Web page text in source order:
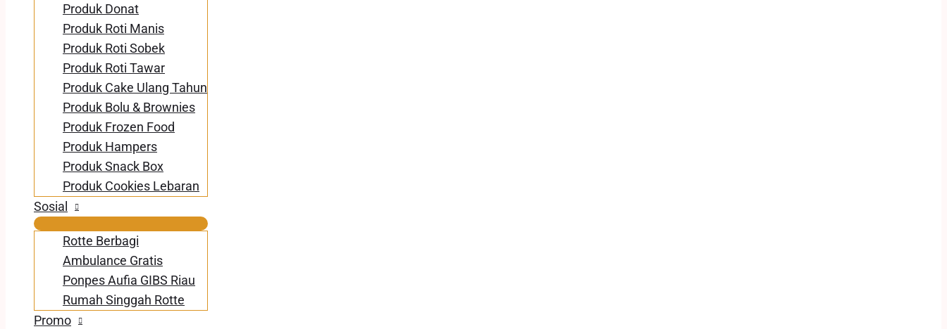
Produk Donat
Produk Roti Manis
Produk Roti Sobek
Produk Roti Tawar
Produk Cake Ulang Tahun
Produk Bolu & Brownies
Produk Frozen Food
Produk Hampers
Produk Snack Box
Produk Cookies Lebaran
Sosial
Rotte Berbagi
Ambulance Gratis
Ponpes Aufia GIBS Riau
Rumah Singgah Rotte
Promo